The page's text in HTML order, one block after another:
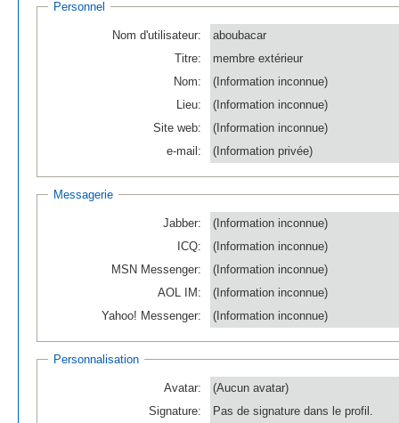
Personnel
Nom d'utilisateur:
aboubacar
Titre:
membre extérieur
Nom:
(Information inconnue)
Lieu:
(Information inconnue)
Site web:
(Information inconnue)
e-mail:
(Information privée)
Messagerie
Jabber:
(Information inconnue)
ICQ:
(Information inconnue)
MSN Messenger:
(Information inconnue)
AOL IM:
(Information inconnue)
Yahoo! Messenger:
(Information inconnue)
Personnalisation
Avatar:
(Aucun avatar)
Signature:
Pas de signature dans le profil.